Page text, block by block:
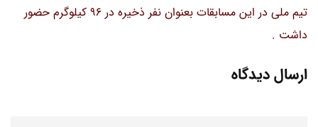
تیم ملی در این مسابقات بعنوان نفر ذخیره در 96 کیلوگرم حضور
داشت .
ارسال دیدگاه